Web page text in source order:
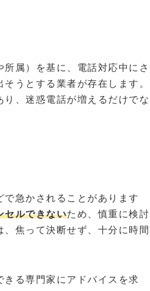
属）を基に、電話対応中にさ
うとする業者が存在します。
、迷惑電話が増えるだけでな
で急かされることがあります
セルできないため、慎重に検討
焦って決断せず、十分に時間
きる専門家にアドバイスを求